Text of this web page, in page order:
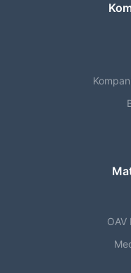
OAV